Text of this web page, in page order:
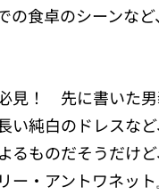
食卓のシーンな
見！ 先に書いた
い純白のドレスな
るものだそうだけ
ー・アントワネッ